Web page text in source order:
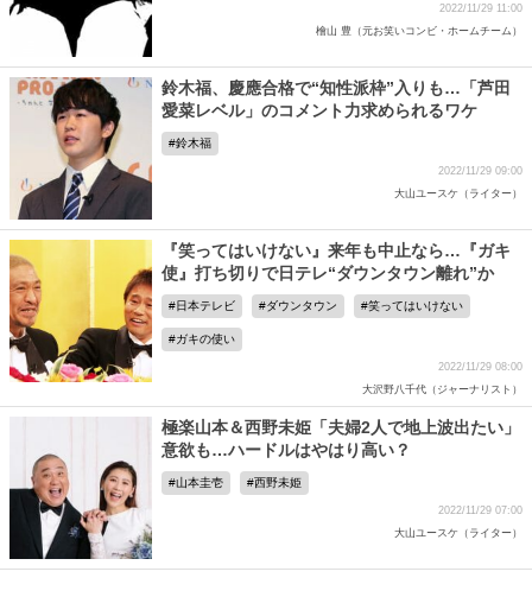
2022/11/29 11:00
檜山 豊（元お笑いコンビ・ホームチーム）
鈴木福、慶應合格で“知性派枠”入りも…「芦田
愛菜レベル」のコメント力求められるワケ
鈴木福
2022/11/29 09:00
大山ユースケ（ライター）
『笑ってはいけない』来年も中止なら…『ガキ
使』打ち切りで日テレ“ダウンタウン離れ”か
日本テレビ ダウンタウン 笑ってはいけない
ガキの使い
2022/11/29 08:00
大沢野八千代（ジャーナリスト）
極楽山本＆西野未姫「夫婦2人で地上波出たい」
意欲も…ハードルはやはり高い？
山本圭壱 西野未姫
2022/11/29 07:00
大山ユースケ（ライター）